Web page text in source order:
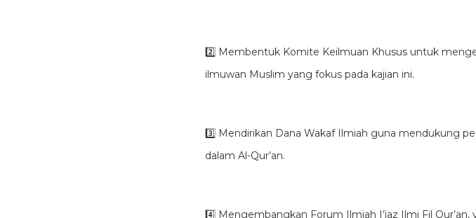
2️⃣ Membentuk Komite Keilmuan Khusus untuk
ilmuwan Muslim yang fokus pada kajian ini.
3️⃣ Mendirikan Dana Wakaf Ilmiah guna mendukung
dalam Al-Qur’an.
4️⃣ Mengembangkan Forum Ilmiah I’jaz Ilmi Fil